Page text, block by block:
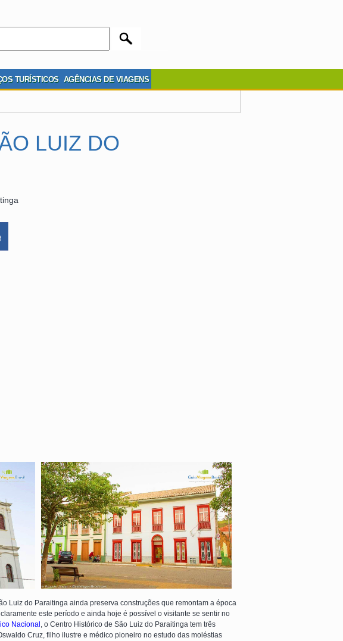
TURÍSTICOS AGÊNCIAS DE VIAGENS
LUIZ DO
Luiz do Paraitinga ainda preserva construções que remontam a época
este período e ainda hoje é possível o visitante se sentir no
Nacional , o Centro Histórico de São Luiz do Paraitinga tem três
Cruz, filho ilustre e médico pioneiro no estudo das moléstias